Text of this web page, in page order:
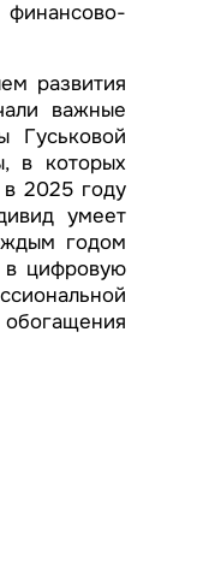
финансово-
развития
важные
Гуськовой
в которых
в 2025 году
умеет
годом
в цифровую